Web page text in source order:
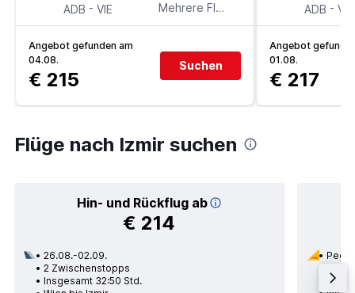
ADB - VIE
Mehrere Fluglinien
Angebot gefunden am
04.08.
€ 215
Suchen
ADB - VIE
Angebot
01.08.
€ 217
Flüge nach Izmir suchen
Hin- und Rückflug ab
€ 214
26.08.-02.09.
2 Zwischenstopps
Insgesamt 32:50 Std.
1